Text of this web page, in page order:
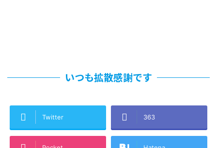
いつも拡散感謝です
Twitter 363